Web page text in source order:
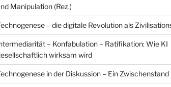
Manipulation (Rez.)
– die digitale Revolution als
– Konfabulation – Ratifikation: Wie KI
wirksam wird
in der Diskussion – Ein Zwischenstand